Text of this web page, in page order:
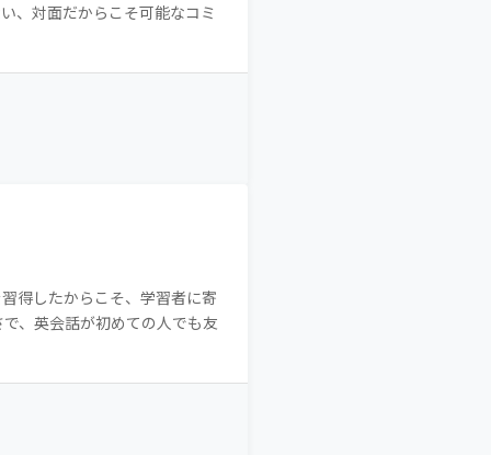
、対面だからこそ可能なコミ
得したからこそ、学習者に寄
、英会話が初めての人でも友